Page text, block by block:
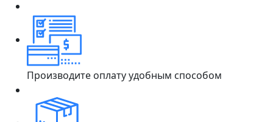
Производите оплату удобным способом